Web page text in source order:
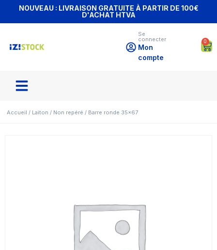
NOUVEAU : LIVRAISON GRATUITE À PARTIR DE 100€
D'ACHAT HTVA
Se
connecter
Mon
compte
0
Accueil / Laiton / Non repéré / Barre ronde 35×67